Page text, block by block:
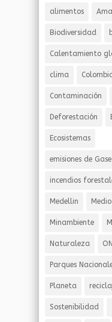
alimentos
Biodiversidad
Calentamiento
clima
Contaminación
Deforestación
Ecosistemas
emisiones de
incendios
Medellin
Minambiente
Naturaleza
Parques
Planeta
Sostenibilidad